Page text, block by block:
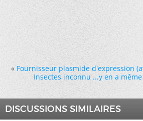
« Fournisseur plasmide d'expression
Insectes inconnu ...y en a
DISCUSSIONS SIMILAIRES